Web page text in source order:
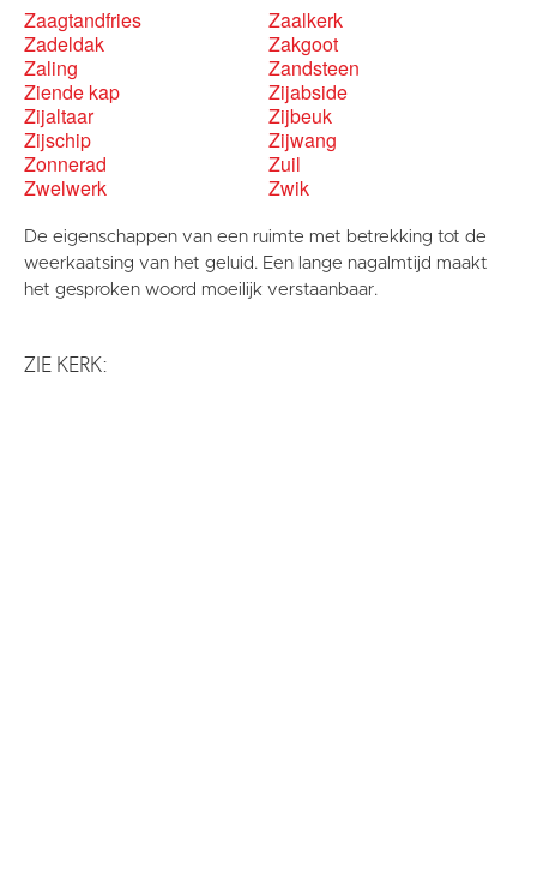
Zaagtandfries
Zaalkerk
Zadeldak
Zakgoot
Zaling
Zandsteen
Ziende kap
Zijabside
Zijaltaar
Zijbeuk
Zijschip
Zijwang
Zonnerad
Zuil
Zwelwerk
Zwik
De eigenschappen van een ruimte met betrekking tot de
weerkaatsing van het geluid. Een lange nagalmtijd maakt
het gesproken woord moeilijk verstaanbaar.
ZIE KERK: